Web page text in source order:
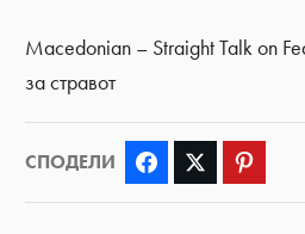
Macedonian – Straight Talk on
за стравот
СПОДЕЛИ Facebook Twitter